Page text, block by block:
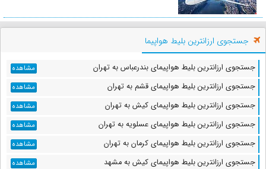
جستجوی ارزانترین بلیط هواپیما
جستجوی ارزانترین بلیط هواپیمای بندرعباس به تهران مشاهده
جستجوی ارزانترین بلیط هواپیمای قشم به تهران مشاهده
جستجوی ارزانترین بلیط هواپیمای کیش به تهران مشاهده
جستجوی ارزانترین بلیط هواپیمای عسلویه به تهران مشاهده
جستجوی ارزانترین بلیط هواپیمای کرمان به تهران مشاهده
جستجوی ارزانترین بلیط هواپیمای کیش به مشهد مشاهده